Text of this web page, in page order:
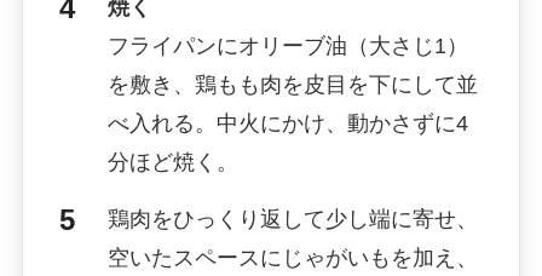
焼く
フライパンにオリーブ油（大さじ1）
を敷き、鶏もも肉を皮目を下にして並
べ入れる。中火にかけ、動かさずに4
分ほど焼く。
鶏肉をひっくり返して少し端に寄せ、
空いたスペースにじゃがいもを加え、